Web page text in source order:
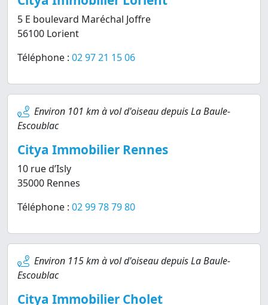
5 E boulevard Maréchal Joffre
56100 Lorient
Téléphone : 02 97 21 15 06
Environ 101 km à vol d'oiseau depuis La Baule-
Escoublac
Citya Immobilier Rennes
10 rue d’Isly
35000 Rennes
Téléphone : 02 99 78 79 80
Environ 115 km à vol d'oiseau depuis La Baule-
Escoublac
Citya Immobilier Cholet